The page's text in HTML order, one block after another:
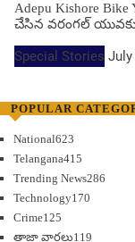
Adepu Kishore
చేసిన వరంగల్
Special Stories July
POPULAR
National623
Telangana415
Trending News286
Technology170
Crime125
తాజా వార్తలు119